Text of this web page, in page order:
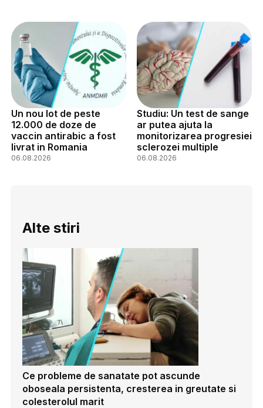
Un nou lot de peste
12.000 de doze de
vaccin antirabic a fost
livrat in Romania
06.08.2026
Studiu: Un test de sange
ar putea ajuta la
monitorizarea progresiei
sclerozei multiple
06.08.2026
Alte stiri
Ce probleme de sanatate pot ascunde
oboseala persistenta, cresterea in greutate si
colesterolul marit